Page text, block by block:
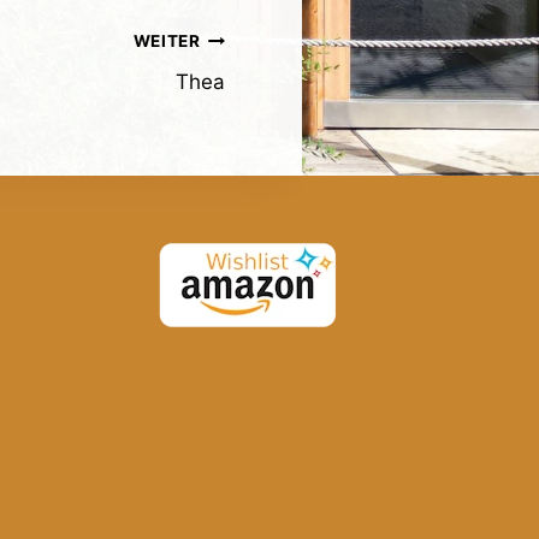
WEITER
Thea